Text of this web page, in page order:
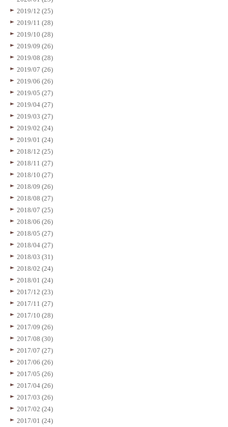
2019/12 (25)
2019/11 (28)
2019/10 (28)
2019/09 (26)
2019/08 (28)
2019/07 (26)
2019/06 (26)
2019/05 (27)
2019/04 (27)
2019/03 (27)
2019/02 (24)
2019/01 (24)
2018/12 (25)
2018/11 (27)
2018/10 (27)
2018/09 (26)
2018/08 (27)
2018/07 (25)
2018/06 (26)
2018/05 (27)
2018/04 (27)
2018/03 (31)
2018/02 (24)
2018/01 (24)
2017/12 (23)
2017/11 (27)
2017/10 (28)
2017/09 (26)
2017/08 (30)
2017/07 (27)
2017/06 (26)
2017/05 (26)
2017/04 (26)
2017/03 (26)
2017/02 (24)
2017/01 (24)